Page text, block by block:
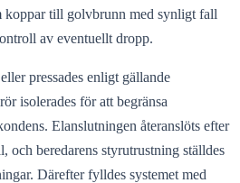
koppar till golvbrunn med synligt fall
av eventuellt dropp.
pressades enligt gällande
isolerades för att begränsa
Elanslutningen återanslöts efter
och beredarens styrutrustning ställdes
Därefter fylldes systemet med